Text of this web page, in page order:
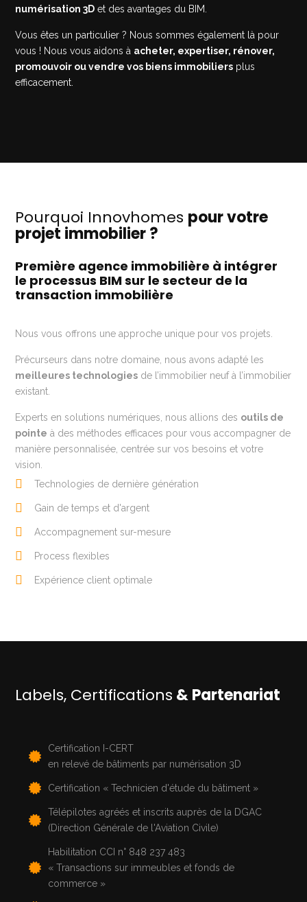
numérisation 3D et des avantages du BIM.
Vous êtes un particulier ? Nous sommes également là pour
vous ! Nous vous aidons à acheter, expertiser, rénover,
promouvoir ou vendre vos biens immobiliers plus
efficacement.
Pourquoi Innovhomes pour votre
projet immobilier ?
Première agence immobilière à intégrer
le processus BIM sur le secteur de la
transaction immobilière
Nous vous offrons une approche unique pour vos projets.
Précurseurs dans notre domaine, nous avons adapté les
meilleures technologies de l’immobilier neuf à l’immobilier
existant.
Experts en solutions numériques, nous allions des outils de
pointe à des méthodes efficaces pour vous accompagner de
manière personnalisée, centrée sur vos besoins et votre
vision.
Technologies de dernière génération
Gain de temps et d'argent
Accompagnement sur-mesure
Process flexibles
Expérience client optimale
Labels, Certifications & Partenariat
Certification I-CERT
en relevé de bâtiments par numérisation 3D
Certification « Technicien d'étude du bâtiment »
Télépilotes agréés et inscrits auprès de la DGAC
(Direction Générale de l'Aviation Civile)
Habilitation CCI n° 848 237 483
« Transactions sur immeubles et fonds de
commerce »